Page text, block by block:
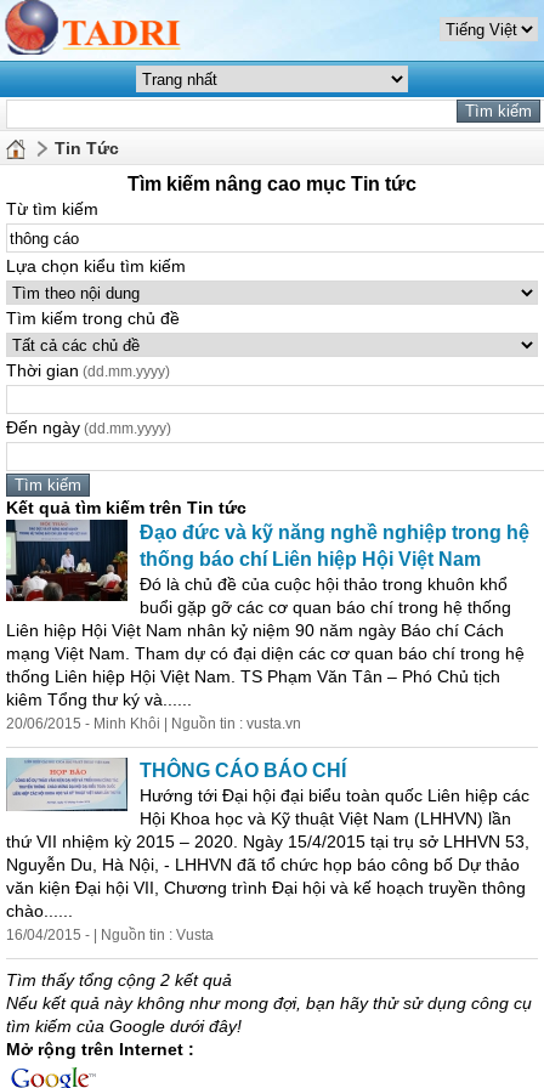
Tin Tức
Tìm kiếm nâng cao mục Tin tức
Từ tìm kiếm
Lựa chọn kiểu tìm kiếm
Tìm kiếm trong chủ đề
Thời gian (dd.mm.yyyy)
Đến ngày (dd.mm.yyyy)
Kết quả tìm kiếm trên Tin tức
Đạo đức và kỹ năng nghề nghiệp trong hệ
thống báo chí Liên hiệp Hội Việt Nam
Đó là chủ đề của cuộc hội thảo trong khuôn khổ
buổi gặp gỡ các cơ quan báo chí trong hệ thống
Liên hiệp Hội Việt Nam nhân kỷ niệm 90 năm ngày Báo chí Cách
mạng Việt Nam. Tham dự có đại diện các cơ quan báo chí trong hệ
thống Liên hiệp Hội Việt Nam. TS Phạm Văn Tân – Phó Chủ tịch
kiêm Tổng thư ký và......
20/06/2015 - Minh Khôi | Nguồn tin : vusta.vn
THÔNG CÁO BÁO CHÍ
Hướng tới Đại hội đại biểu toàn quốc Liên hiệp các
Hội Khoa học và Kỹ thuật Việt Nam (LHHVN) lần
thứ VII nhiệm kỳ 2015 – 2020. Ngày 15/4/2015 tại trụ sở LHHVN 53,
Nguyễn Du, Hà Nội, - LHHVN đã tổ chức họp báo công bố Dự thảo
văn kiện Đại hội VII, Chương trình Đại hội và kế hoạch truyền thông
chào......
16/04/2015 - | Nguồn tin : Vusta
Tìm thấy tổng cộng 2 kết quả
Nếu kết quả này không như mong đợi, bạn hãy thử sử dụng công cụ
tìm kiếm của Google dưới đây!
Mở rộng trên Internet :